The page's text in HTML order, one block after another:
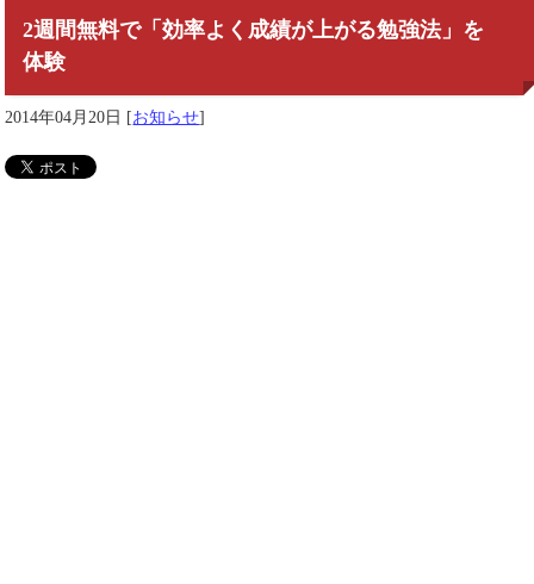
2週間無料で「効率よく成績が上がる勉強法」を
体験
2014年04月20日 [お知らせ]